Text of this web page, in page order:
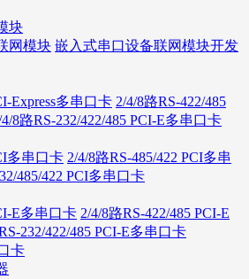
块
网模块 嵌入式串口设备联网模块开发
Express多串口卡 2/4/8路RS-422/485
4/8路RS-232/422/485 PCI-E多串口卡
多串口卡 2/4/8路RS-485/422 PCI多串
485/422 PCI多串口卡
E多串口卡 2/4/8路RS-422/485 PCI-E
232/422/485 PCI-E多串口卡
卡